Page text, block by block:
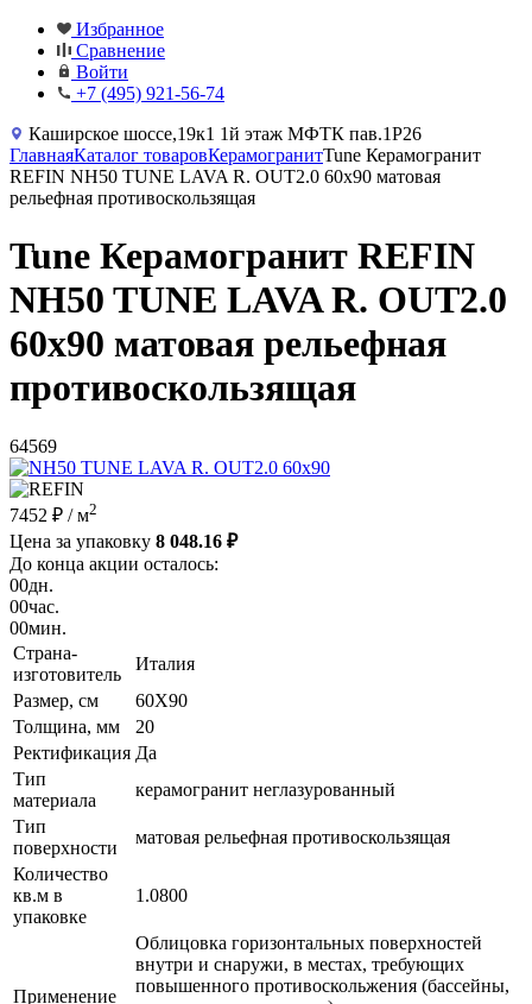
Избранное
Сравнение
Войти
+7 (495) 921-56-74
Каширское шоссе,19к1 1й этаж МФТК пав.1Р26
ГлавнаяКаталог товаровКерамогранитTune Керамогранит
REFIN NH50 TUNE LAVA R. OUT2.0 60x90 матовая
рельефная противоскользящая
Tune Керамогранит REFIN
NH50 TUNE LAVA R. OUT2.0
60x90 матовая рельефная
противоскользящая
64569
7452 ₽ / м2
Цена за упаковку 8 048.16 ₽
До конца акции осталось:
00дн.
00час.
00мин.
Страна-
изготовитель
Италия
Размер, см
60X90
Толщина, мм
20
Ректификация Да
Тип
материала
керамогранит неглазурованный
Тип
поверхности
матовая рельефная противоскользящая
Количество
кв.м в
упаковке
1.0800
Применение
Облицовка горизонтальных поверхностей
внутри и снаружи, в местах, требующих
повышенного противоскольжения (бассейны,